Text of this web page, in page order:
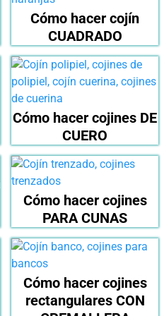
Cómo hacer cojín
CUADRADO
Cómo hacer cojines DE
CUERO
Cómo hacer cojines
PARA CUNAS
Cómo hacer cojines
rectangulares CON